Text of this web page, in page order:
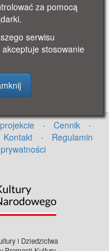
na
Kościuszki
w 1889 r.
miejsca
króla
w maju
· Cennik
·
Kontakt ·
Regulamin
i Dziedzictwa
za pomocą
serwisu
stosowanie